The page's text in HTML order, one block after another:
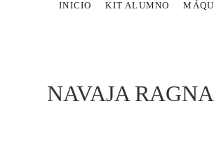
INICIO KIT ALUMNO
NAVAJA